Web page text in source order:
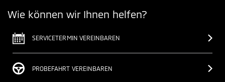
Wie können wir Ihnen helfen?
SERVICETERMIN VEREINBAREN
PROBEFAHRT VEREINBAREN